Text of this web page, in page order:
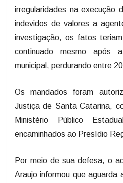
irregularidades na execução
indevidos de valores a
investigação, os fatos
continuado mesmo após
municipal, perdurando entre
Os mandados foram
Justiça de Santa Catarina,
Ministério Público
encaminhados ao Presídio
Por meio de sua defesa, o
Araujo informou que aguarda